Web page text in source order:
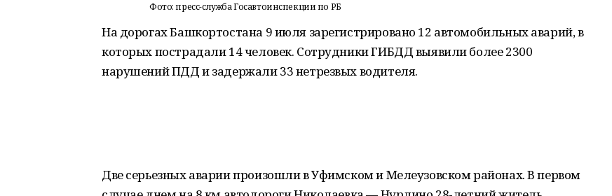
Фото: пресс-служба Госавтоинспекции по РБ
На дорогах Башкортостана 9 июля зарегистрировано 12 автомобильных аварий, в
которых пострадали 14 человек. Сотрудники ГИБДД выявили более 2300
нарушений ПДД и задержали 33 нетрезвых водителя.
Две серьезных аварии произошли в Уфимском и Мелеузовском районах. В первом